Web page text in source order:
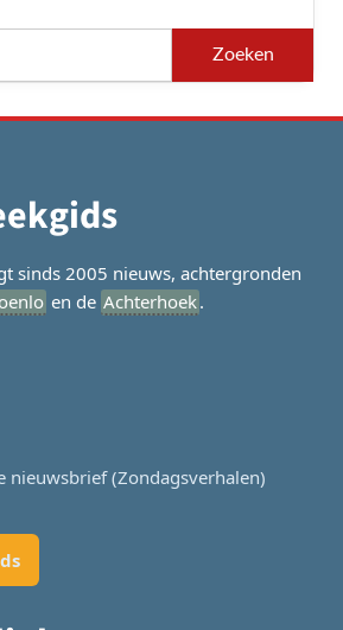
sinds 2005 nieuws, achtergronden
en de Achterhoek.
nieuwsbrief (Zondagsverhalen)